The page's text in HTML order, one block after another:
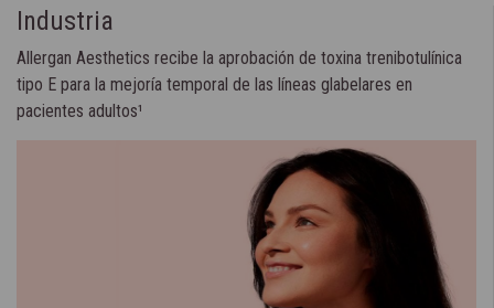
Industria
Allergan Aesthetics recibe la aprobación de toxina trenibotulínica
tipo E para la mejoría temporal de las líneas glabelares en
pacientes adultos¹